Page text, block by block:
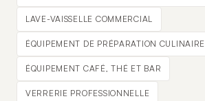
LAVE-VAISSELLE COMMERCIAL
ÉQUIPEMENT DE PRÉPARATION CULINAIRE
ÉQUIPEMENT CAFÉ, THÉ ET BAR
VERRERIE PROFESSIONNELLE